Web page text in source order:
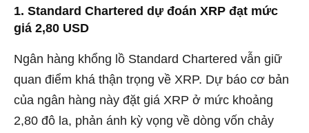
1. Standard Chartered dự đoán XRP đạt mức
giá 2,80 USD
Ngân hàng khổng lồ Standard Chartered vẫn giữ
quan điểm khá thận trọng về XRP. Dự báo cơ bản
của ngân hàng này đặt giá XRP ở mức khoảng
2,80 đô la, phản ánh kỳ vọng về dòng vốn chảy